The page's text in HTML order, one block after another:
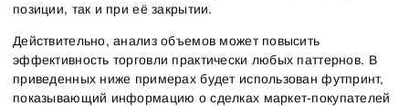
позиции, так и при её закрытии.
Действительно, анализ объемов может повысить
эффективность торговли практически любых паттернов. В
приведенных ниже примерах будет использован футпринт,
показывающий информацию о сделках маркет-покупателей